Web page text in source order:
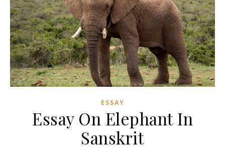
ESSAY
Essay On Elephant In
Sanskrit